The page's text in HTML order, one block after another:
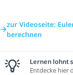
zur Videoseite:
berechnen
Lernen lohnt
Entdecke hier